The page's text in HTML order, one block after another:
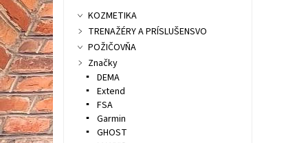
KOZMETIKA
TRENAŽÉRY A PRÍSLUŠENSVO
POŽIČOVŇA
Značky
DEMA
Extend
FSA
Garmin
GHOST